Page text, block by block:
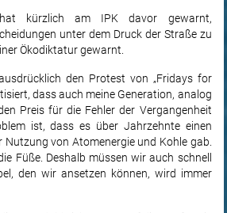
kürzlich am IPK davor gewarnt,
unter dem Druck der Straße zu
Ökodiktatur gewarnt.
den Protest von „Fridays for
dass auch meine Generation, analog
Preis für die Fehler der Vergangenheit
ist, dass es über Jahrzehnte einen
Nutzung von Atomenergie und Kohle gab.
Füße. Deshalb müssen wir auch schnell
den wir ansetzen können, wird immer